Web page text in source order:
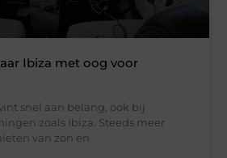
Ibiza met oog voor
snel aan belang, ook bij
zoals Ibiza. Steeds meer
van zon en